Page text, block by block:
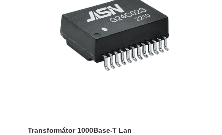
Transformátor 1000Base-T Lan